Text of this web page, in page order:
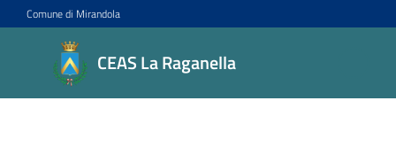
Vai al contenuto
Vai alla navigazione
Vai al footer
Comune di Mirandola
CEAS La Raganella
CEAS La
Raganella